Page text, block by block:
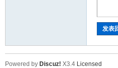
发表
Powered by Discuz! X3.4 Licensed